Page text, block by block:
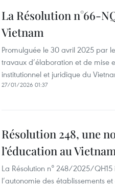
La Résolution n°66-
Vietnam
Promulguée le 30 avril 2025 par
travaux d’élaboration et de mise
institutionnel et juridique du
27/01/2026 01:37
Résolution 248, une
l’éducation au
La Résolution n° 248/2025/
l’autonomie des établissements